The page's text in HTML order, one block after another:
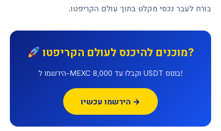
בורח לעבר נכסי מקלט בתוך עולם הקריפטו.
מוכנים להיכנס לעולם הקריפטו?
הירשמו ל-MEXC וקבלו עד 8,000 USDT בונוס!
הירשמו עכשיו →